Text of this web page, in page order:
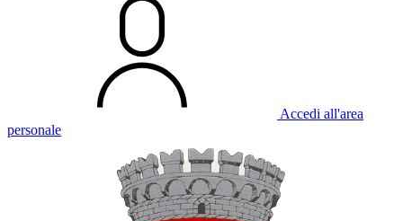
Accedi all'area
personale